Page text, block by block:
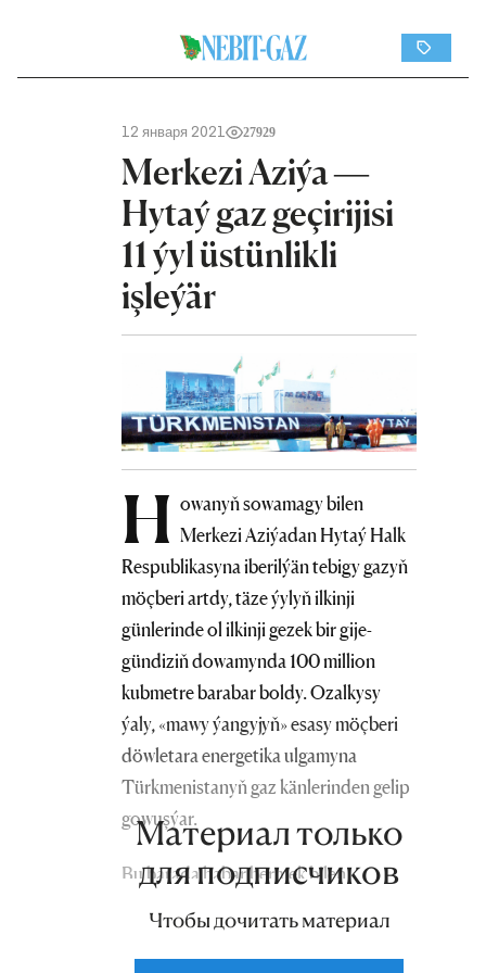
12 января 2021 27929
Merkezi Aziýa —
Hytaý gaz geçirijisi
11 ýyl üstünlikli
işleýär
H owanyň sowamagy bilen
Merkezi Aziýadan Hytaý Halk
Respublikasyna iberilýän tebigy gazyň
möçberi artdy, täze ýylyň ilkinji
günlerinde ol ilkinji gezek bir gije-
gündiziň dowamynda 100 million
kubmetre barabar boldy. Ozalkysy
ýaly, «mawy ýangyjyň» esasy möçberi
döwletara energetika ulgamyna
Türkmenistanyň gaz känlerinden gelip
gowuşýar.
Bu barada habar bermek bilen,
habar beriş serişdeleri Türkmenistan
Материал только
для подписчиков
Чтобы дочитать материал